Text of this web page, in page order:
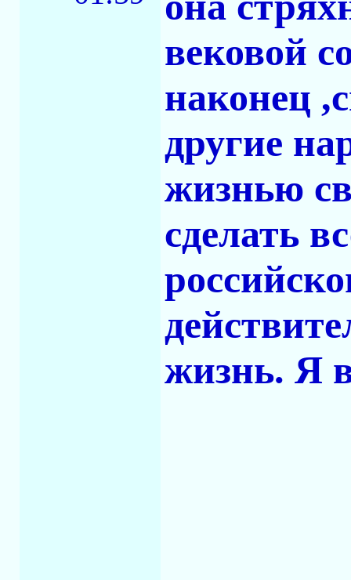
вековой
наконец
другие
жизнью
сделать
жизнь. Я